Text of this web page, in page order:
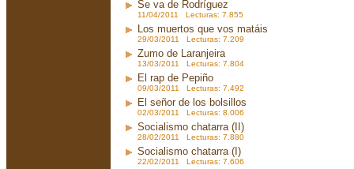
Se va de Rodríguez
11/04/2011 Lecturas: 7.855
Los muertos que vos matáis
29/03/2011 Lecturas: 7.209
Zumo de Laranjeira
13/03/2011 Lecturas: 7.804
El rap de Pepiño
09/03/2011 Lecturas: 7.492
El señor de los bolsillos
02/03/2011 Lecturas: 8.006
Socialismo chatarra (II)
28/02/2011 Lecturas: 7.880
Socialismo chatarra (I)
22/02/2011 Lecturas: 7.606